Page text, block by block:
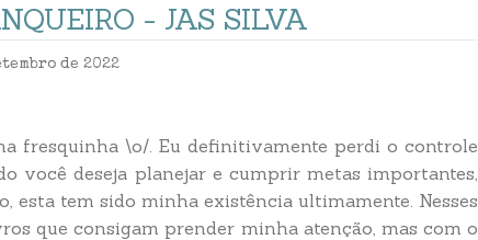
- JAS SILVA
de 2022
fresquinha \o/. Eu definitivamente perdi o controle
você deseja planejar e cumprir metas importantes,
esta tem sido minha existência ultimamente. Nesses
que consigam prender minha atenção, mas com o